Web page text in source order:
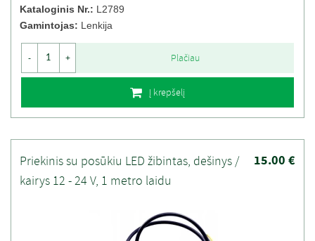
Kataloginis Nr.: L2789
Gamintojas: Lenkija
- + Plačiau
Į krepšelį
15.00 €
Priekinis su posūkiu LED žibintas, dešinys /
kairys 12 - 24 V, 1 metro laidu